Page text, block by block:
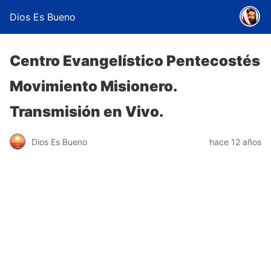
Dios Es Bueno
Centro Evangelístico Pentecostés
Movimiento Misionero.
Transmisión en Vivo.
Dios Es Bueno hace 12 años